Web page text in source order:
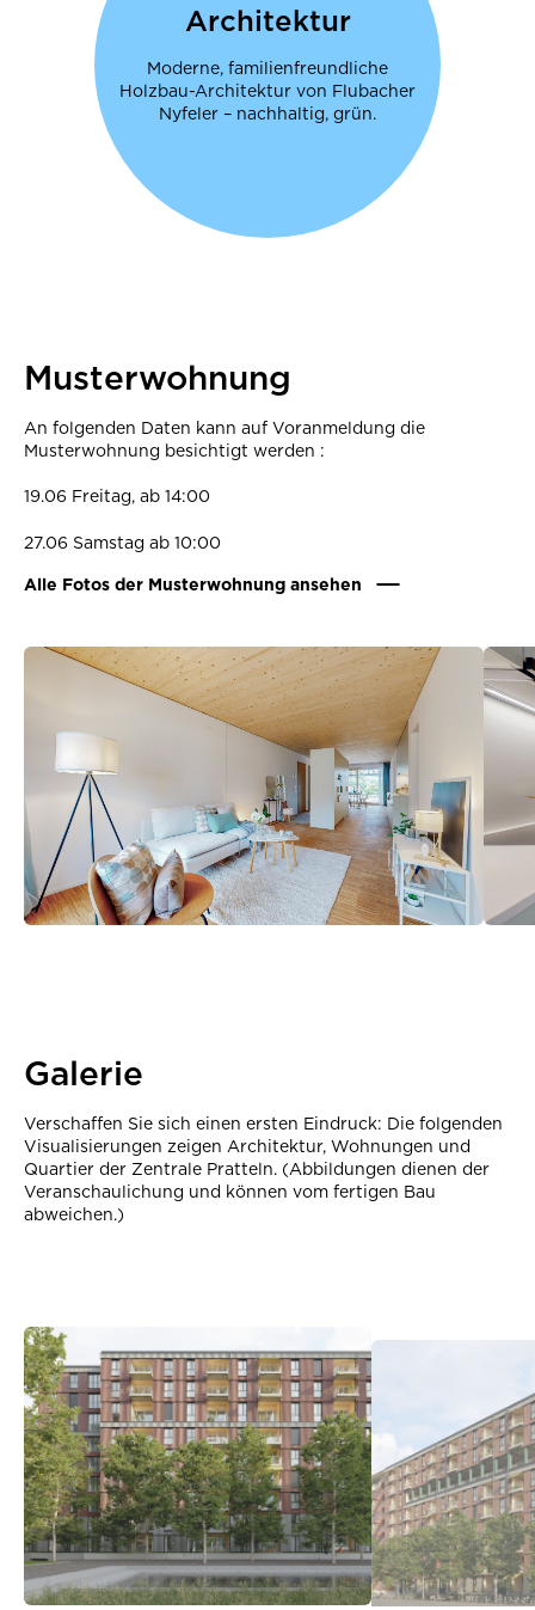
Architektur
Moderne, familienfreundliche
Holzbau-Architektur von Flubacher
Nyfeler – nachhaltig, grün.
Musterwohnung
An folgenden Daten kann auf Voranmeldung die
Musterwohnung besichtigt werden :
19.06 Freitag, ab 14:00
27.06 Samstag ab 10:00
Alle Fotos der Musterwohnung ansehen
Galerie
Verschaffen Sie sich einen ersten Eindruck: Die folgenden
Visualisierungen zeigen Architektur, Wohnungen und
Quartier der Zentrale Pratteln. (Abbildungen dienen der
Veranschaulichung und können vom fertigen Bau
abweichen.)